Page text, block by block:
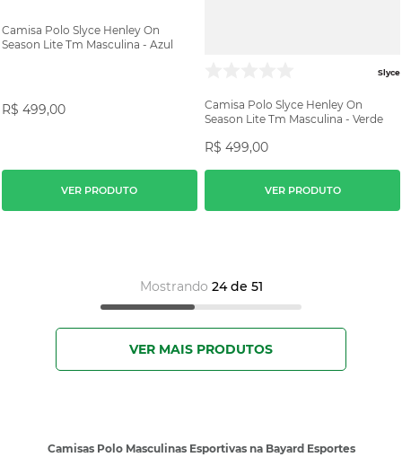
Camisa Polo Slyce Henley On
Season Lite Tm Masculina - Azul
R$ 499,00
VER PRODUTO
Slyce
Camisa Polo Slyce Henley On
Season Lite Tm Masculina - Verde
R$ 499,00
VER PRODUTO
Mostrando 24 de 51
Camisas Polo Masculinas Esportivas na Bayard Esportes